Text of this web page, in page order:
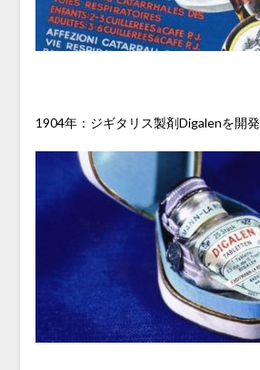
1904年：ジギタリス製剤Digalenを開発